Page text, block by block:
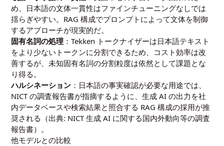
め、日本語の文体一貫性はファインチューニングなしでは
揺らぎやすい。RAG 構成でプロンプトによって文体を制御
するアプローチが現実的だ。
固有名詞の処理 ：Tekken トークナイザーは日本語テキスト
をより少ないトークンに分割できるため、コスト効率は改
善するが、未知固有名詞の分割粒度は依然として課題とな
り得る。
ハルシネーション ：日本語の事実確認が必要な用途では、
NICT の調査報告書が指摘するように、生成 AI の出力を社
内データベースや検索結果と照合する RAG 構成の採用が推
奨される（出典: NICT 生成 AI に関する国内外動向等の調査
報告書）。
他モデルとの比較